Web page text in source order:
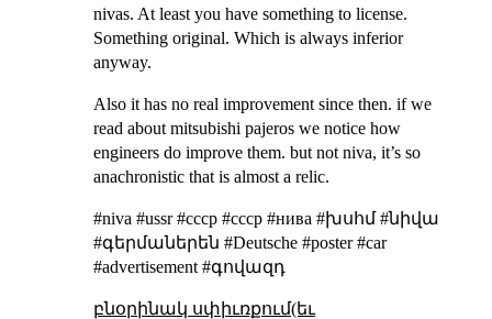
nivas. At least you have something to license.
Something original. Which is always inferior
anyway.
Also it has no real improvement since then. if we
read about mitsubishi pajeros we notice how
engineers do improve them. but not niva, it’s so
anachronistic that is almost a relic.
#niva #ussr #ссср #cccp #нива #խսհմ #նիվա
#գերմաներեն #Deutsche #poster #car
#advertisement #գովազդ
բնօրինակ սփիւռքում(եւ